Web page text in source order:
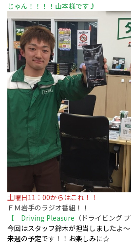
じゃん！！！！山本様です♪
土曜日11：00からはこれ！！
ＦＭ岩手のラジオ番組！！
【 Driving Pleasure （ドライビング
今回はスタッフ鈴木が担当しましたよ
来週の予定です！！お楽しみに☆